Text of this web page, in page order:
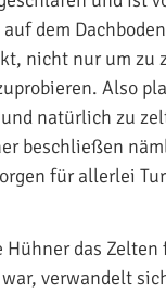
dem
nicht nur um
Also
natürlich zu
beschließen
für allerlei
das
verwandelt